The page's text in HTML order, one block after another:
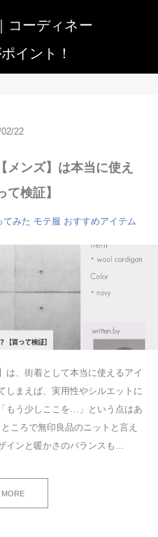
コーディネー
イント！
22
メンズ】は本当に使え
て検証】
てみた モテ服 おすすめアイテム
は、街着として本当に使えるアイ
しまえば、実用性やシルエットに
もう少しここを…」という点はあ
ころで無印良品のニットと言え
インと暖かさのバランスも…
MORE